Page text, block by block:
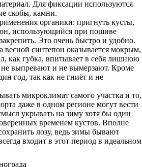
Для фиксации используются
скобы, камни.
органики: пригнуть кусты,
использующийся при пошиве
Это очень быстро и удобно.
синтепон оказывается мокрым,
как губка, впитывает в себя лишнюю
не выпревают и не вымерзают. Кроме
год, так как не гниёт и не
микроклимат самого участка и то,
даже в одном регионе могут вести
укрывать на зиму хотя бы один
временем кустов. Вполне
лозу, ведь зимы бывают
входит в этот период в идеальном